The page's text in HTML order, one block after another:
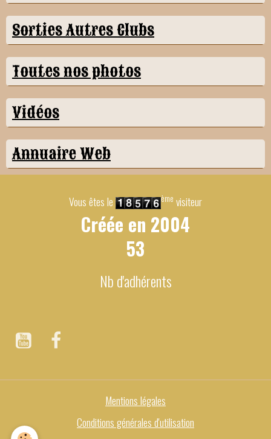
Sorties Autres Clubs
Toutes nos photos
Vidéos
Annuaire Web
Vous êtes le ème visiteur
Créée en 2004
53
Nb d'adhérents
Mentions légales
Conditions générales d'utilisation